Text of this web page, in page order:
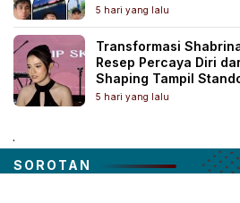
5 hari yang lalu
Transformasi
Resep Percaya Diri
Shaping Tampil
5 hari yang lalu
.
SOROTAN